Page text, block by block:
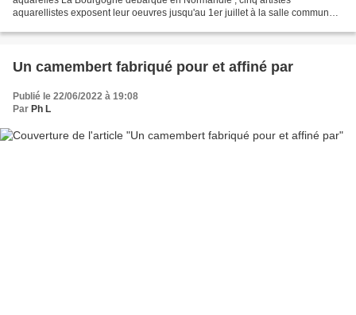
aquarellistes exposent leur oeuvres jusqu'au 1er juillet à la salle communale
Un camembert fabriqué pour et affiné par
Publié le 22/06/2022 à 19:08
Par Ph L